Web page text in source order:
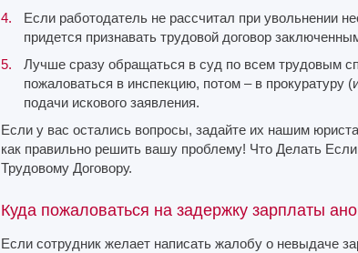
Если работодатель не рассчитал при увольнении
придется признавать трудовой договор
Лучше сразу обращаться в суд по всем трудовым
пожаловаться в инспекцию, потом – в прокуратуру
подачи искового заявления.
Если у вас остались вопросы, задайте их нашим
как правильно решить вашу проблему! Что Делать
Трудовому Договору.
Куда пожаловаться на задержку зарплаты
Если сотрудник желает написать жалобу о невыдаче